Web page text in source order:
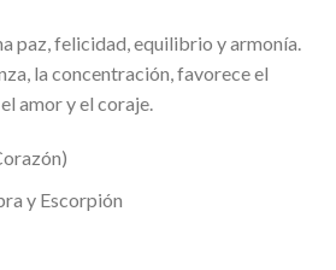
paz, felicidad, equilibrio y armonía.
la concentración, favorece el
amor y el coraje.
y Escorpión